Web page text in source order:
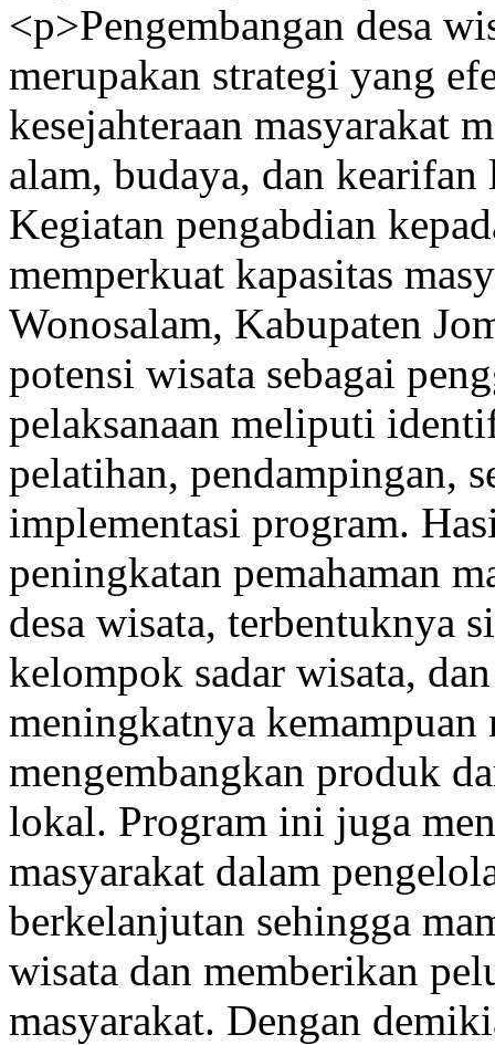
<p>Pengembangan desa
merupakan strategi yang
kesejahteraan masyarakat
alam, budaya, dan
Kegiatan pengabdian
memperkuat kapasitas
Wonosalam, Kabupaten
potensi wisata sebagai
pelaksanaan meliputi
pelatihan, pendampingan,
implementasi program.
peningkatan pemahaman
desa wisata, terbentuknya
kelompok sadar wisata,
meningkatnya kemampuan
mengembangkan produk
lokal. Program ini juga
masyarakat dalam
berkelanjutan sehingga
wisata dan memberikan
masyarakat. Dengan